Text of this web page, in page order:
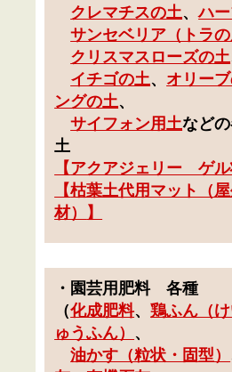
クレマチスの土、ハ
サンセベリア（トラ
クリスマスローズの土
イチゴの土、 オリー
ングの土、
サイフォン用土など
土
【アクアジェリー ゲル
【枯葉土代用マット（
材）
】
・ 園芸用肥料各種
（化成肥料、鶏ふん（け
ゅうふん） 、
油かす（粒状・固型）